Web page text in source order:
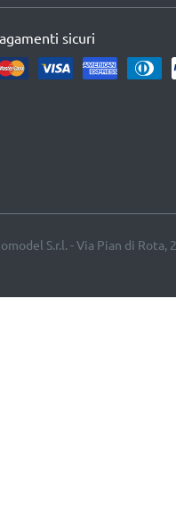
sicuri
S.r.l. - Via Pian di Rota,